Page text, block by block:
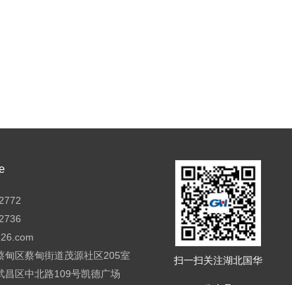
甸区蔡甸街道茂源社区205室
昌区中北路109号凯德广场
扫一扫关注湖北国华